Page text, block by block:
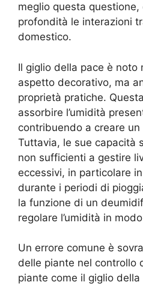
meglio questa questione,
profondità le interazioni
domestico.
Il giglio della pace è noto
aspetto decorativo, ma
proprietà pratiche.
assorbire l’umidità
contribuendo a creare
Tuttavia, le sue capacità
non sufficienti a gestire
eccessivi, in particolare
durante i periodi di
la funzione di un
regolare l’umidità in
Un errore comune è
delle piante nel controllo
piante come il giglio